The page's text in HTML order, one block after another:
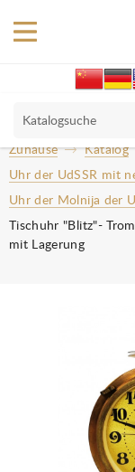
Zuhause
Katalog
Uhr der UdSSR mit
Uhr der Molnija der
Tischuhr "Blitz"-
mit Lagerung